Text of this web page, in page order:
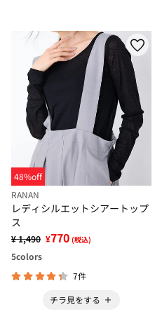
48%off
RANAN
レディシルエットシアートップ
ス
¥ 1,490 ¥770 (税込)
5colors
7件
チラ見をする